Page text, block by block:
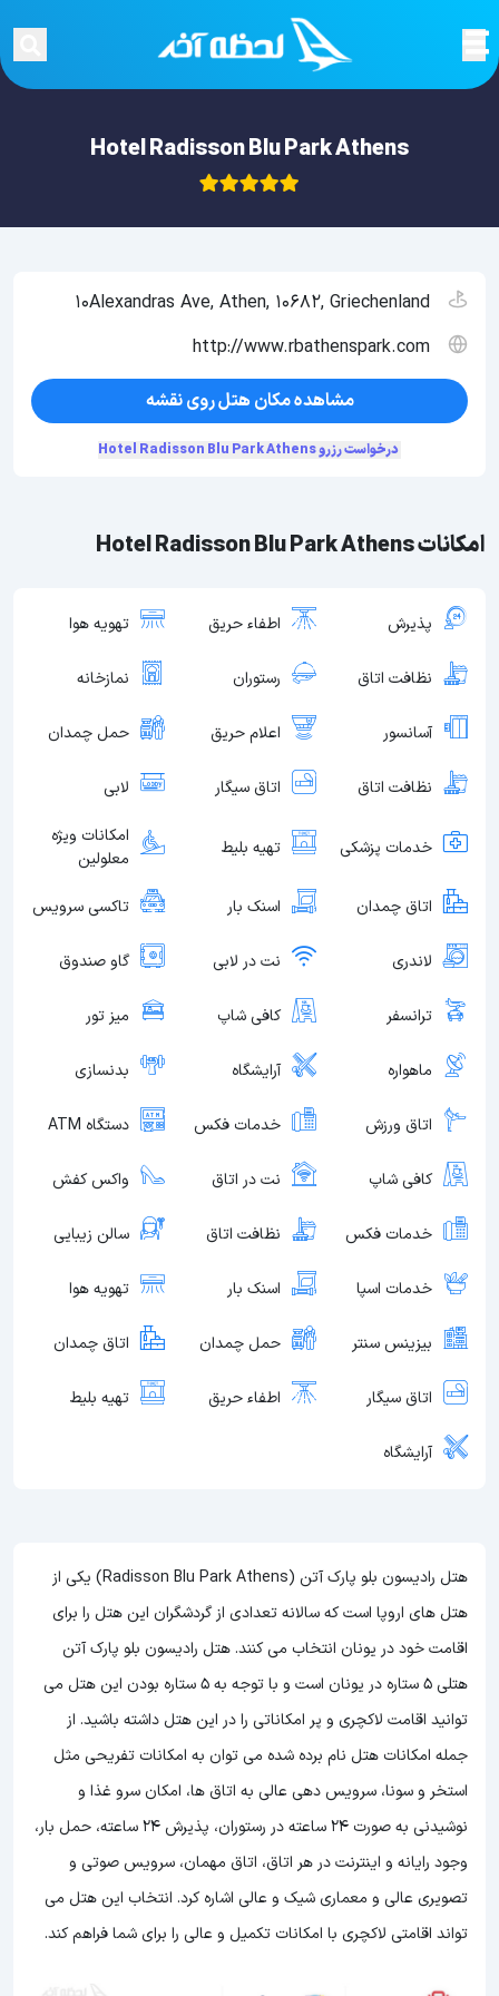
Hotel Radisson Blu Park Athens
امکانات Hotel Radisson Blu Park Athens
پذیرش اطفاء حریق تهویه هوا
نظافت اتاق رستوران نمازخانه
آسانسور اعلام حریق حمل چمدان
نظافت اتاق اتاق سیگار لابی
خدمات پزشکی تهیه بلیط
امکانات ویژه
معلولین
اتاق چمدان اسنک بار تاکسی سرویس
لاندری نت در لابی گاو صندوق
ترانسفر کافی شاپ میز تور
ماهواره آرایشگاه بدنسازی
اتاق ورزش خدمات فکس دستگاه ATM
کافی شاپ نت در اتاق واکس کفش
خدمات فکس نظافت اتاق سالن زیبایی
خدمات اسپا اسنک بار تهویه هوا
بیزینس سنتر حمل چمدان اتاق چمدان
اتاق سیگار اطفاء حریق تهیه بلیط
آرایشگاه
هتل رادیسون بلو پارک آتن (Radisson Blu Park Athens) یکی از
هتل های اروپا است که سالانه تعدادی از گردشگران این هتل را برای
اقامت خود در یونان انتخاب می کنند. هتل رادیسون بلو پارک آتن
هتلی 5 ستاره در یونان است و با توجه به 5 ستاره بودن این هتل
می
توانید اقامت لاکچری و پر امکاناتی را در این هتل داشته باشید. از
جمله امکانات هتل نام برده شده می توان به امکانات تفریحی مثل
استخر و سونا، سرویس دهی عالی به اتاق ها، امکان سرو غذا و
نوشیدنی به صورت 24 ساعته در رستوران، پذیرش 24 ساعته، حمل بار،
وجود رایانه و اینترنت در هر اتاق، اتاق مهمان، سرویس صوتی و
تصویری عالی و معماری شیک و عالی اشاره کرد. انتخاب این هتل می
تواند اقامتی لاکچری با امکانات تکمیل و عالی را برای شما فراهم کند.
10Alexandras Ave, Athen, 10682, Griechenland
http://www.rbathenspark.com
مشاهده مکان هتل روی نقشه
درخواست رزرو Hotel Radisson Blu Park Athens